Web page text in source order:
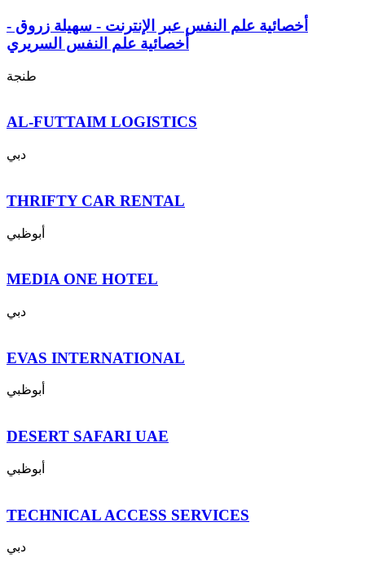
أخصائية علم النفس عبر الإنترنت - سهيلة زروق -
أخصائية علم النفس السريري
طنجة
AL-FUTTAIM LOGISTICS
دبي
THRIFTY CAR RENTAL
أبوظبي
MEDIA ONE HOTEL
دبي
EVAS INTERNATIONAL
أبوظبي
DESERT SAFARI UAE
أبوظبي
TECHNICAL ACCESS SERVICES
دبي